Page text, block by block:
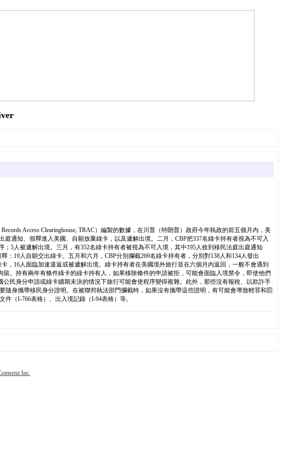
Access Clearinghouse, TRAC）編製的數據，在川普（特朗普）政府今年執政的前五個月內，美
庭通知、假釋進入美國、自願放棄綠卡，以及遞解出境。二月，CBP把337名綠卡持有者視為不可入
5人被遞解出境。三月，有352名綠卡持有者被視為不可入境，其中195人收到移民法庭出庭通知
；19人自願交出綠卡。五月和六月，CBP分別攔截269名綠卡持有者，分別對138人和134人發出
，16人面臨加速遣返或被遞解出境。綠卡持有者在美國境外旅行並在六個月內返回，一般不會遇到
。持有兩年有條件綠卡的綠卡持有人，如果移除條件的申請被拒，可能會面臨入境禁令，即使他們
民身分申請或綠卡續期未決的情況下旅行可能會使程序變得複雜。此外，那些沒有報稅、以欺詐手
身攜帶移民身分證明。在被聯邦執法部門攔截時，如果沒有攜帶這些證明，有可能會導致輕罪和罰
（I-766表格）、出入境記錄（I-94表格）等。
Inc.